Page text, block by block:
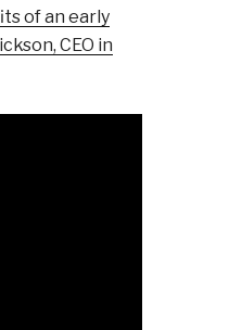
of an early
CEO in